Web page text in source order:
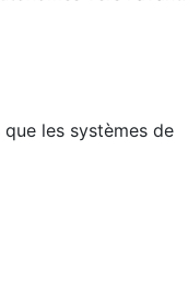
les systèmes de